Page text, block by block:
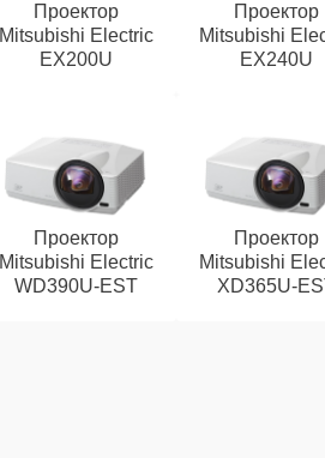
Проектор
Mitsubishi Electric
EX200U
Проектор
Mitsubishi
EX240U
Проектор
Mitsubishi Electric
WD390U-EST
Проектор
Mitsubishi
XD365U-